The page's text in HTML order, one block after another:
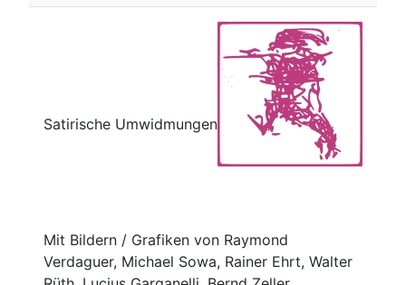
Satirische Umwidmungen
Mit Bildern / Grafiken von Raymond
Verdaguer, Michael Sowa, Rainer Ehrt, Walter